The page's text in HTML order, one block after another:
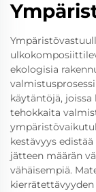
ekologisia
käytäntöjä, joissa
tehokkaita
kestävyys
jätteen määrän
vähäisempiä.